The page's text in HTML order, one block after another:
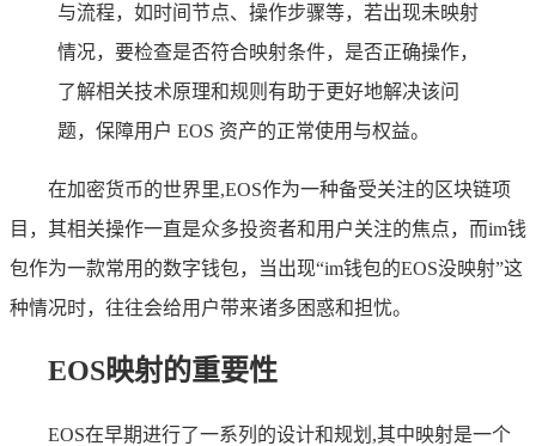
与流程，如时间节点、操作步骤等，若出现未映射
情况，要检查是否符合映射条件，是否正确操作，
了解相关技术原理和规则有助于更好地解决该问
题，保障用户 EOS 资产的正常使用与权益。
在加密货币的世界里,EOS作为一种备受关注的区块链项
目，其相关操作一直是众多投资者和用户关注的焦点，而im钱
包作为一款常用的数字钱包，当出现“im钱包的EOS没映射”这
种情况时，往往会给用户带来诸多困惑和担忧。
EOS映射的重要性
EOS在早期进行了一系列的设计和规划,其中映射是一个